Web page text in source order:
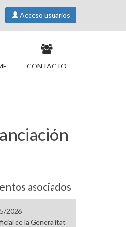
Acceso usuarios
CONTACTO
asociados
2026
de la Generalitat